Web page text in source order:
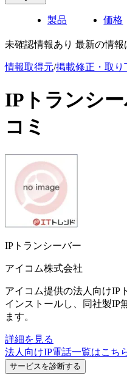
製品 価格
未確認情報あり 最新の情
情報取得元/掲載修正・取り
IPトランシ
コミ
IPトランシーバー
アイコム株式会社
アイコム提供の法人向けIP
インストールし、同社製IP
ます。
詳細を見る
法人向けIP電話一覧はこち
サービスを診断する